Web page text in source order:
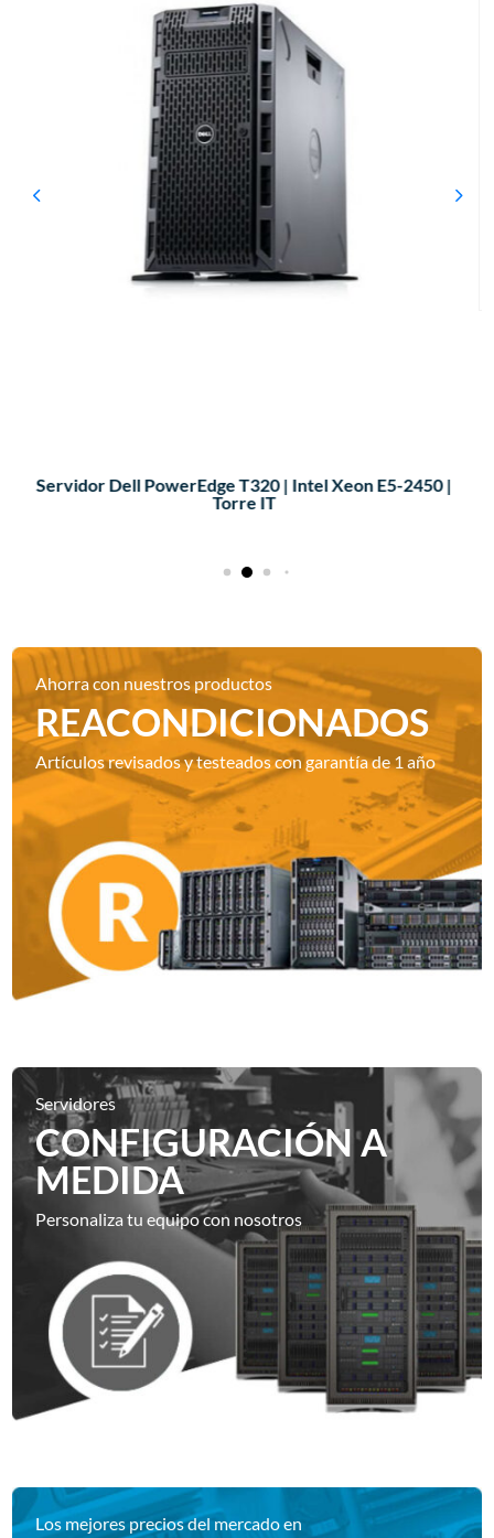
Servidor Dell PowerEdge T320 | Intel Xeon E5-2450 |
Torre IT
Ahorra con nuestros productos
REACONDICIONADOS
Artículos revisados y testeados con garantía de 1 año
Servidores
CONFIGURACIÓN A
MEDIDA
Personaliza tu equipo con nosotros
Los mejores precios del mercado en